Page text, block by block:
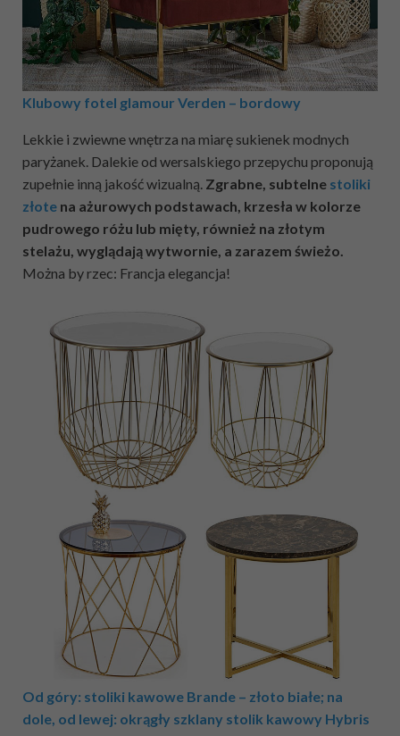
Klubowy fotel glamour Verden – bordowy
Lekkie i zwiewne wnętrza na miarę sukienek modnych
paryżanek. Dalekie od wersalskiego przepychu proponują
zupełnie inną jakość wizualną. Zgrabne, subtelne stoliki
złote na ażurowych podstawach, krzesła w kolorze
pudrowego różu lub mięty, również na złotym
stelażu, wyglądają wytwornie, a zarazem świeżo.
Można by rzec: Francja elegancja!
Od góry: stoliki kawowe Brande – złoto białe; na
dole, od lewej: okrągły szklany stolik kawowy Hybris